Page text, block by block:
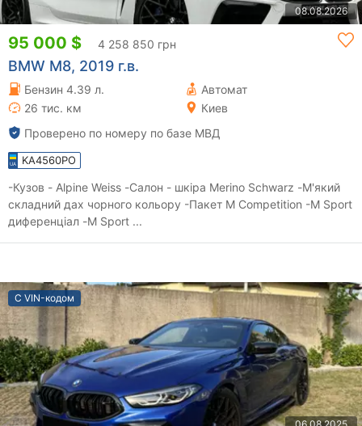
08.08.2026
95 000 $ 4 258 850 грн
BMW M8, 2019 г.в.
Бензин 4.39 л.
Автомат
26 тис. км
Киев
Проверено по номеру по базе МВД
KA4560PO
-Кузов - Alpine Weiss -Салон - шкіра Merino Schwarz -М'який
складний дах чорного кольору -Пакет M Competition -M Sport
диференціал -M Sport ...
С VIN-кодом